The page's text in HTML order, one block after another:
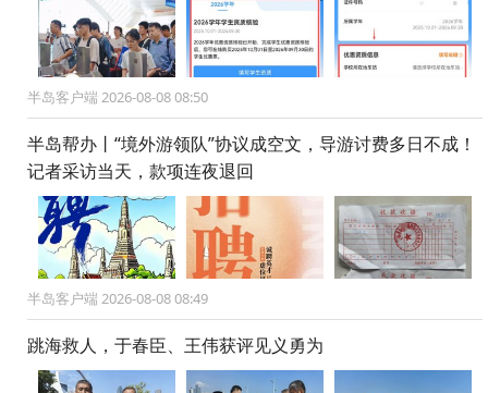
半岛客户端 2026-08-08 08:50
半岛帮办丨“境外游领队”协议成空文，导游讨费多日不成！
记者采访当天，款项连夜退回
半岛客户端 2026-08-08 08:49
跳海救人，于春臣、王伟获评见义勇为